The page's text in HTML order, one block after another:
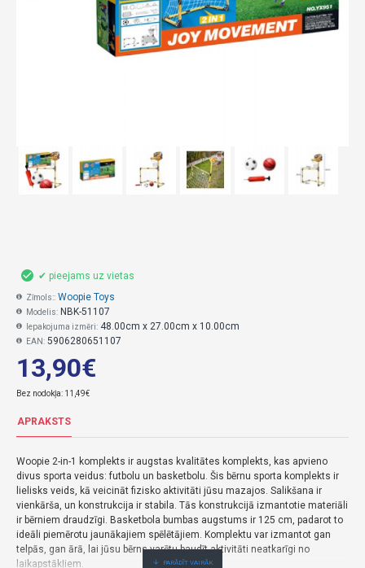
13,90€
Bez nodokļa: 11,49€
✔ pieejams uz vietas
Zīmols:: Woopie Toys
Modelis: NBK-51107
Iepakojuma izmēri: 48.00cm x 27.00cm x 10.00cm
EAN: 5906280651107
APRAKSTS
Woopie 2-in-1 komplekts ir augstas kvalitātes komplekts, kas apvieno
divus sporta veidus: futbolu un basketbolu. Šis bērnu sporta komplekts ir
lielisks veids, kā veicināt fizisko aktivitāti jūsu mazajos. Salikšana ir
vienkārša, un konstrukcija ir stabila. Tās konstrukcijā izmantotie materiāli
ir bērniem draudzīgi. Basketbola bumbas augstums ir 125 cm, padarot to
ideāli piemērotu jaunākajiem spēlētājiem. Komplektu var izmantot gan
telpās, gan ārā, lai jūsu bērns varētu baudīt aktivitāti neatkarīgi no
laikapstākļiem.